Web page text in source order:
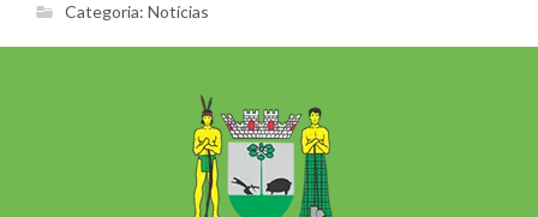
Categoria: Notícias